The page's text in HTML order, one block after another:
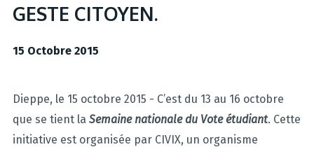
GESTE CITOYEN.
15 Octobre 2015
Dieppe, le 15 octobre 2015 - C’est du 13 au 16 octobre
que se tient la Semaine nationale du Vote étudiant. Cette
initiative est organisée par CIVIX, un organisme